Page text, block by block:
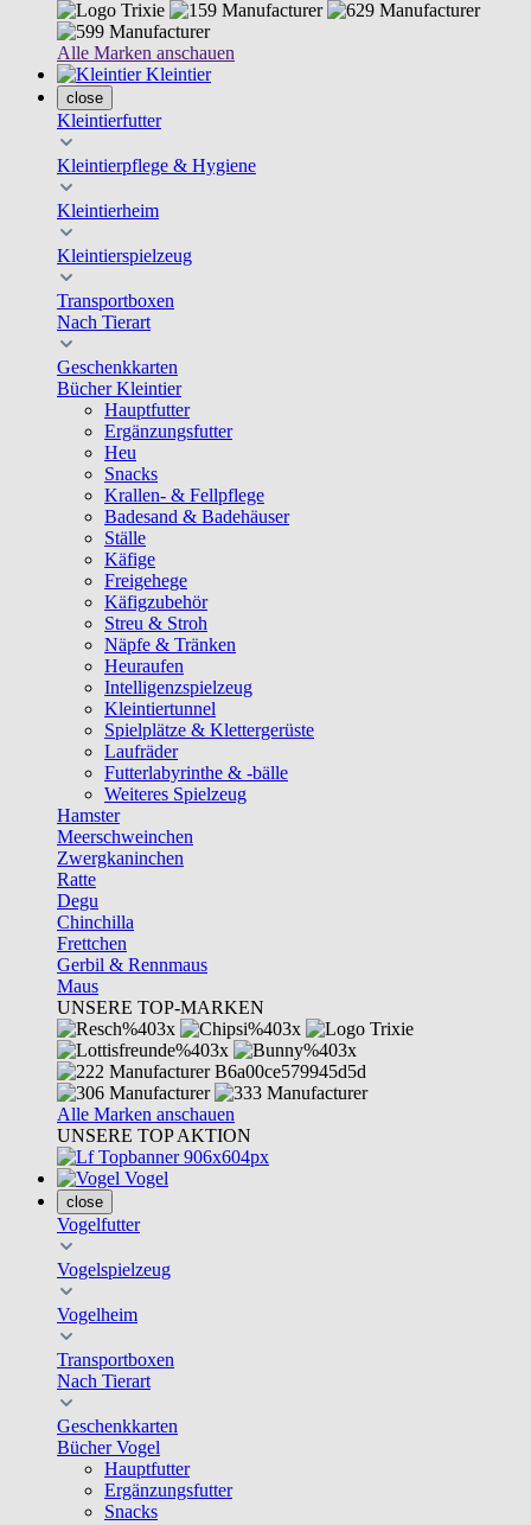
Alle Marken anschauen
Kleintier
close
Kleintierfutter
Kleintierpflege & Hygiene
Kleintierheim
Kleintierspielzeug
Transportboxen
Nach Tierart
Geschenkkarten
Bücher Kleintier
Hauptfutter
Ergänzungsfutter
Heu
Snacks
Krallen- & Fellpflege
Badesand & Badehäuser
Ställe
Käfige
Freigehege
Käfigzubehör
Streu & Stroh
Näpfe & Tränken
Heuraufen
Intelligenzspielzeug
Kleintiertunnel
Spielplätze & Klettergerüste
Laufräder
Futterlabyrinthe & -bälle
Weiteres Spielzeug
Hamster
Meerschweinchen
Zwergkaninchen
Ratte
Degu
Chinchilla
Frettchen
Gerbil & Rennmaus
Maus
UNSERE TOP-MARKEN
Alle Marken anschauen
UNSERE TOP AKTION
Vogel
close
Vogelfutter
Vogelspielzeug
Vogelheim
Transportboxen
Nach Tierart
Geschenkkarten
Bücher Vogel
Hauptfutter
Ergänzungsfutter
Snacks